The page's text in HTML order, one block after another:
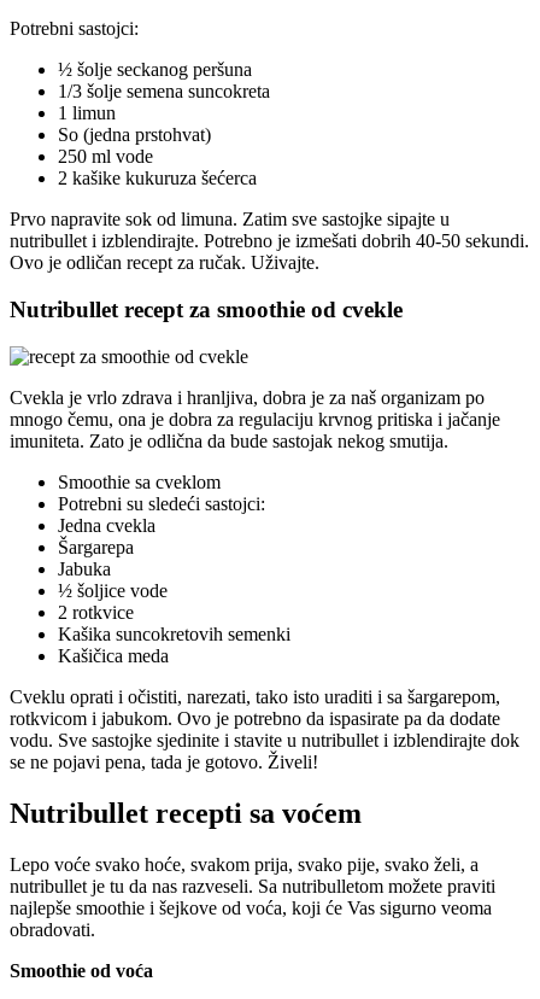
Potrebni sastojci:
½ šolje seckanog peršuna
1/3 šolje semena suncokreta
1 limun
So (jedna prstohvat)
250 ml vode
2 kašike kukuruza šećerca
Prvo napravite sok od limuna. Zatim sve sastojke sipajte u
nutribullet i izblendirajte. Potrebno je izmešati dobrih 40-50 sekundi.
Ovo je odličan recept za ručak. Uživajte.
Nutribullet recept za smoothie od cvekle
Cvekla je vrlo zdrava i hranljiva, dobra je za naš organizam po
mnogo čemu, ona je dobra za regulaciju krvnog pritiska i jačanje
imuniteta. Zato je odlična da bude sastojak nekog smutija.
Smoothie sa cveklom
Potrebni su sledeći sastojci:
Jedna cvekla
Šargarepa
Jabuka
½ šoljice vode
2 rotkvice
Kašika suncokretovih semenki
Kašičica meda
Cveklu oprati i očistiti, narezati, tako isto uraditi i sa šargarepom,
rotkvicom i jabukom. Ovo je potrebno da ispasirate pa da dodate
vodu. Sve sastojke sjedinite i stavite u nutribullet i izblendirajte dok
se ne pojavi pena, tada je gotovo. Živeli!
Nutribullet recepti sa voćem
Lepo voće svako hoće, svakom prija, svako pije, svako želi, a
nutribullet je tu da nas razveseli. Sa nutribulletom možete praviti
najlepše smoothie i šejkove od voća, koji će Vas sigurno veoma
obradovati.
Smoothie od voća